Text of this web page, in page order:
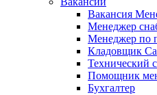
Вакансия
Менеджер
Менеджер по
Кладовщик
Технический
Помощник
Бухгалтер